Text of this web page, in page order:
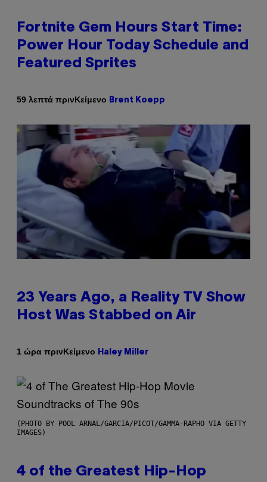
Fortnite Gem Hours Start Time:
Power Hour Today Schedule and
Featured Sprites
59 λεπτά πρινΚείμενο Brent Koepp
23 Years Ago, a Reality TV Show
Host Was Stabbed on Air
1 ώρα πρινΚείμενο Haley Miller
(PHOTO BY POOL ARNAL/GARCIA/PICOT/GAMMA-RAPHO VIA GETTY
IMAGES)
4 of the Greatest Hip-Hop